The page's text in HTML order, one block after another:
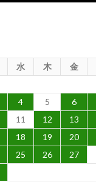
水 木 金
4 5 6
11 12 13
18 19 20
25 26 27